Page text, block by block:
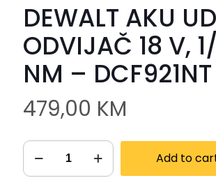
DEWALT AKU
ODVIJAČ 18 V,
NM – DCF921NT
479,00 KM
Add to